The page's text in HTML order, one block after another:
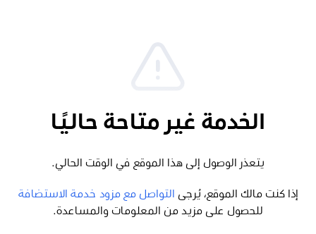
الخدمة غير متاحة حاليًا
يتعذر الوصول إلى هذا الموقع في الوقت الحالي.
إذا كنت مالك الموقع، يُرجى
التواصل مع مزود خدمة الاستضافة
للحصول على مزيد من المعلومات والمساعدة.